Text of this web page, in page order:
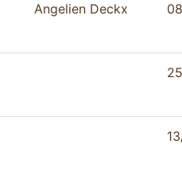
Angelien Deckx